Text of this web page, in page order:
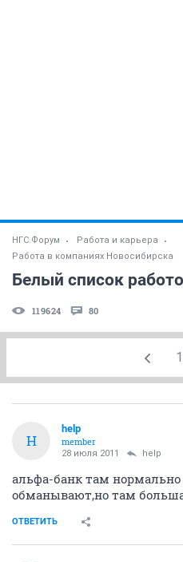
НГС.Форум
Работа и карьера
Работа в компаниях Новосибирска
Белый список
119624 80
1
H
help
member
28 июля 2011 help
альфа-банк там
обманывают,но там
ОТВЕТИТЬ